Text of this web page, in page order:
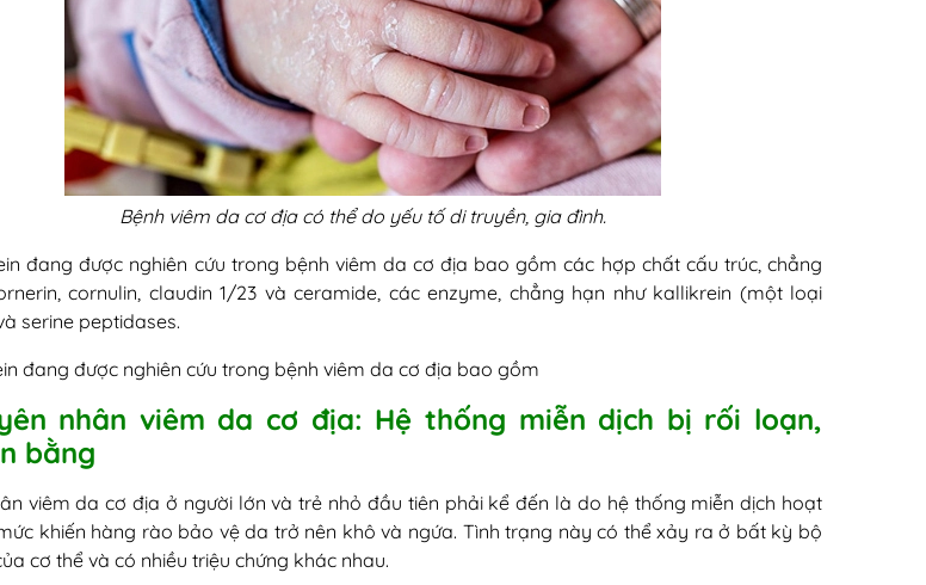
Bệnh viêm da cơ địa có thể do yếu tố di truyền, gia đình.
đang được nghiên cứu trong bệnh viêm da cơ địa bao gồm các hợp chất cấu trúc, chẳng
cornulin, claudin 1/23 và ceramide, các enzyme, chẳng hạn như kallikrein (một loại
serine peptidases.
đang được nghiên cứu trong bệnh viêm da cơ địa bao gồm
nhân viêm da cơ địa: Hệ thống miễn dịch bị rối loạn,
bằng
viêm da cơ địa ở người lớn và trẻ nhỏ đầu tiên phải kể đến là do hệ thống miễn dịch hoạt
khiến hàng rào bảo vệ da trở nên khô và ngứa. Tình trạng này có thể xảy ra ở bất kỳ bộ
cơ thể và có nhiều triệu chứng khác nhau.